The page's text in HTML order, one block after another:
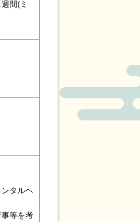
間(ミ
タルヘ
等を考